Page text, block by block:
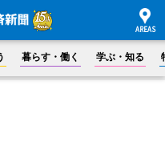
暮らす・働く 学ぶ・知る